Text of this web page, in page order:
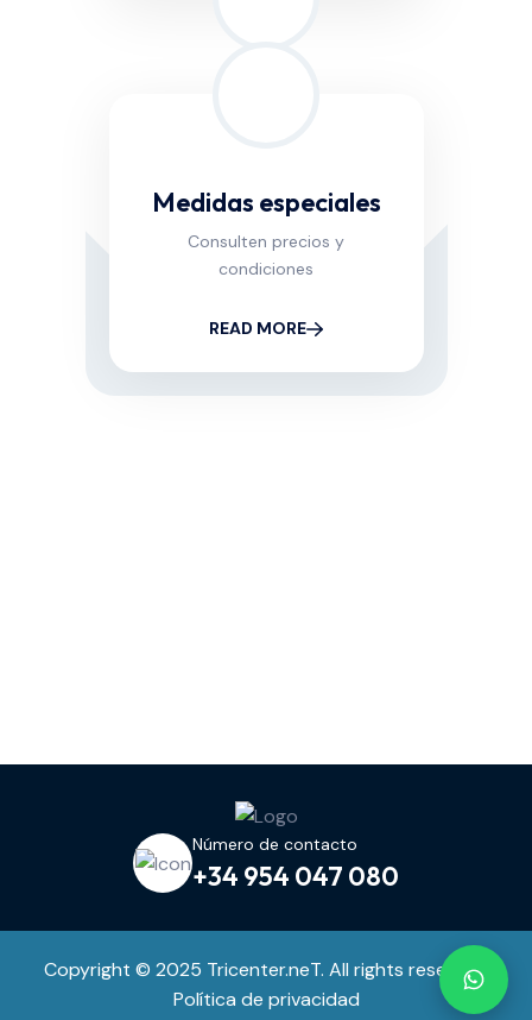
Medidas especiales
Consulten precios y
condiciones
READ MORE
Número de contacto
+34 954 047 080
Copyright © 2025 Tricenter.neT. All rights reserved.
Política de privacidad